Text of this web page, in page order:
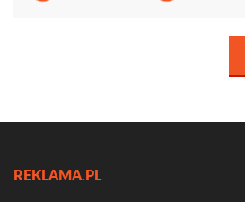
REKLAMA.PL